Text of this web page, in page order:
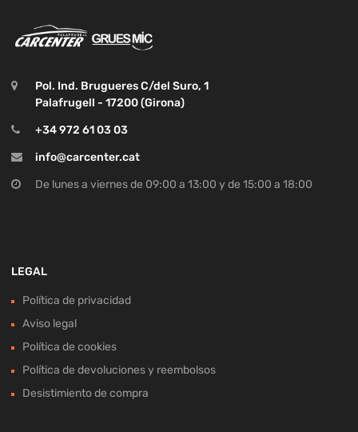
Pol. Ind. Brugueres C/del Suro, 1
Palafrugell - 17200 (Girona)
+34 972 61 03 03
info@carcenter.cat
De lunes a viernes de 09:00 a 13:00 y de 15:00 a 18:00
LEGAL
Política de privacidad
Aviso legal
Política de cookies
Política de devoluciones y reembolsos
Desistimiento de compra